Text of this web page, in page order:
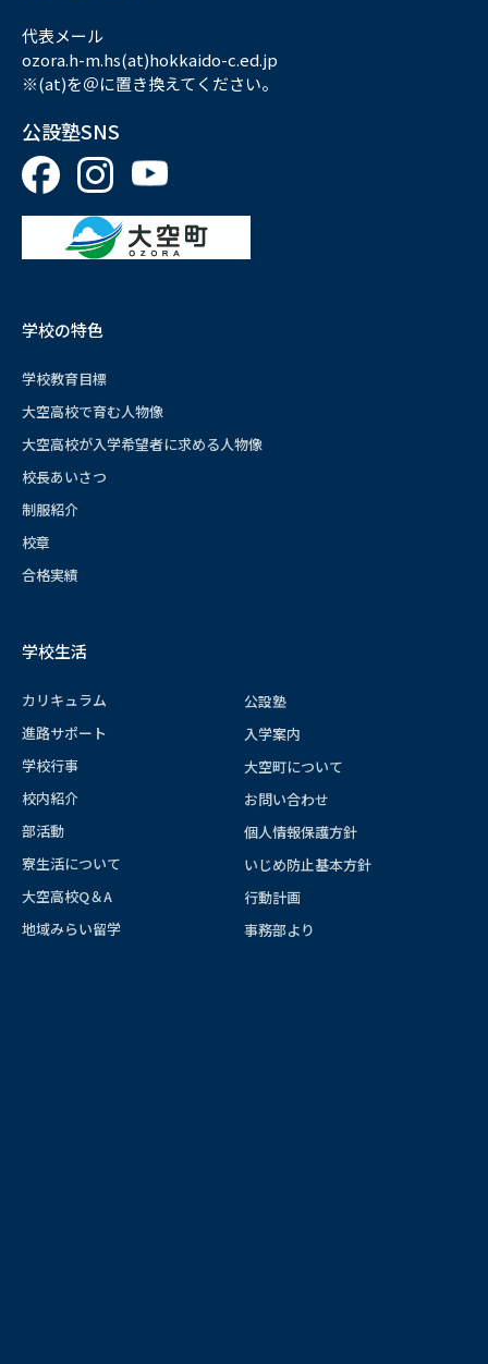
代表メール
ozora.h-m.hs(at)hokkaido-c.ed.jp
※(at)を＠に置き換えてください。
公設塾SNS
学校の特色
学校教育目標
大空高校で育む人物像
大空高校が入学希望者に求める人物像
校長あいさつ
制服紹介
校章
合格実績
学校生活
カリキュラム
進路サポート
学校行事
校内紹介
部活動
寮生活について
大空高校Q＆A
地域みらい留学
公設塾
入学案内
大空町について
お問い合わせ
個人情報保護方針
いじめ防止基本方針
行動計画
事務部より